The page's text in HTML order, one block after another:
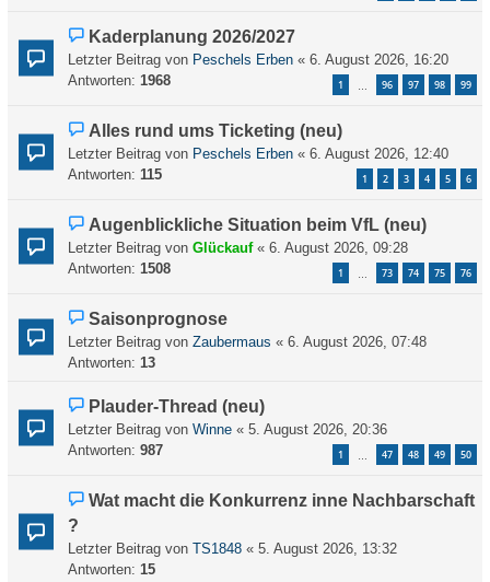
Kaderplanung 2026/2027
Letzter Beitrag von Peschels Erben « 6. August 2026, 16:20
Antworten: 1968 1 96 97 98 99
Alles rund ums Ticketing (neu)
Letzter Beitrag von Peschels Erben « 6. August 2026, 12:40
Antworten: 115 1 2 3 4 5 6
Augenblickliche Situation beim VfL (neu)
Letzter Beitrag von Glückauf« 6. August 2026, 09:28
Antworten: 1508 1 73 74 75 76
Saisonprognose
Letzter Beitrag von Zaubermaus « 6. August 2026, 07:48
Antworten: 13
Plauder-Thread (neu)
Letzter Beitrag von Winne « 5. August 2026, 20:36
Antworten: 987 1 47 48 49 50
Wat macht die Konkurrenz inne Nachbarschaft
?
Letzter Beitrag von TS1848 « 5. August 2026, 13:32
Antworten: 15